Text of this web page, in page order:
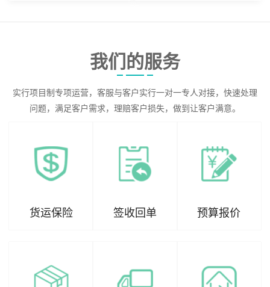
我们的服务
实行项目制专项运营，客服与客户实行一对一专人对接，快速处理
问题，满足客户需求，理赔客户损失，做到让客户满意。
货运保险 签收回单 预算报价